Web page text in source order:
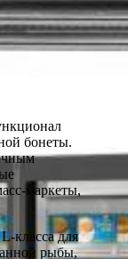
бонеты.
маркеты,
класса для
рыбы,